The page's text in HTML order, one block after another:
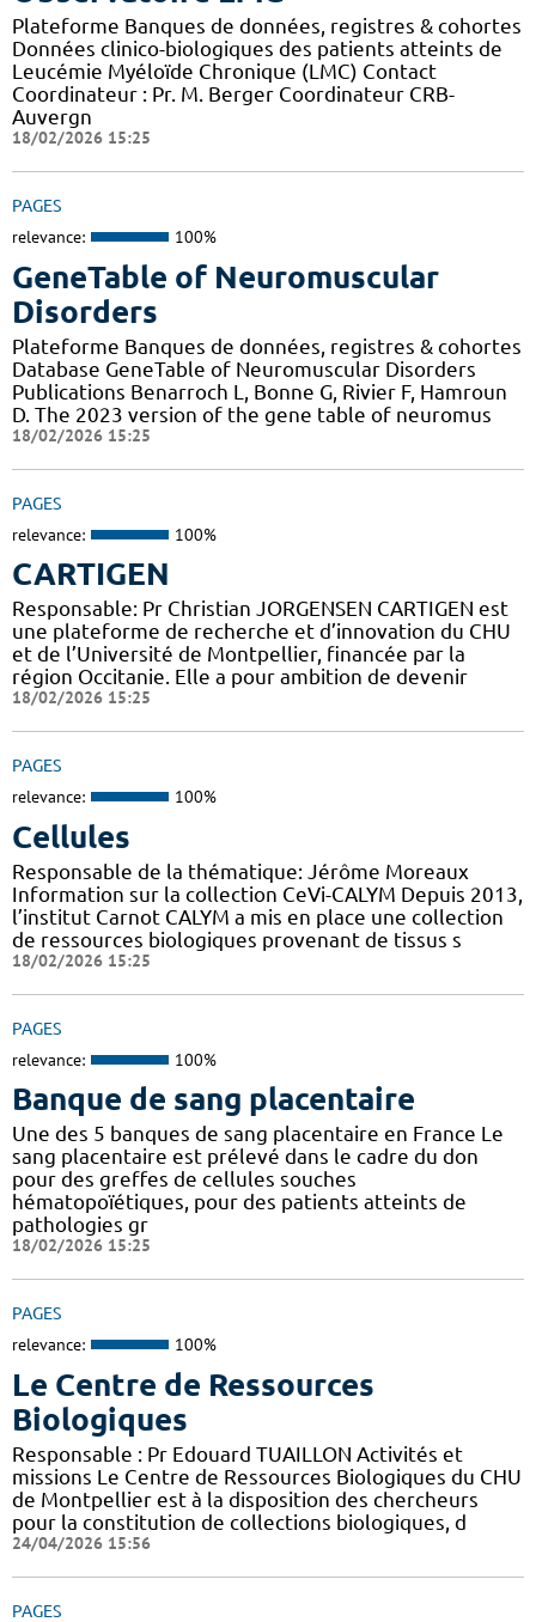
Plateforme Banques de données, registres & cohortes
Données clinico-biologiques des patients atteints de
Leucémie Myéloïde Chronique (LMC) Contact
Coordinateur : Pr. M. Berger Coordinateur CRB-
Auvergn
18/02/2026 15:25
PAGES
relevance: 100%
GeneTable of Neuromuscular
Disorders
Plateforme Banques de données, registres & cohortes
Database GeneTable of Neuromuscular Disorders
Publications Benarroch L, Bonne G, Rivier F, Hamroun
D. The 2023 version of the gene table of neuromus
18/02/2026 15:25
PAGES
relevance: 100%
CARTIGEN
Responsable: Pr Christian JORGENSEN CARTIGEN est
une plateforme de recherche et d’innovation du CHU
et de l’Université de Montpellier, financée par la
région Occitanie. Elle a pour ambition de devenir
18/02/2026 15:25
PAGES
relevance: 100%
Cellules
Responsable de la thématique: Jérôme Moreaux
Information sur la collection CeVi-CALYM Depuis 2013,
l’institut Carnot CALYM a mis en place une collection
de ressources biologiques provenant de tissus s
18/02/2026 15:25
PAGES
relevance: 100%
Banque de sang placentaire
Une des 5 banques de sang placentaire en France Le
sang placentaire est prélevé dans le cadre du don
pour des greffes de cellules souches
hématopoïétiques, pour des patients atteints de
pathologies gr
18/02/2026 15:25
PAGES
relevance: 100%
Le Centre de Ressources
Biologiques
Responsable : Pr Edouard TUAILLON Activités et
missions Le Centre de Ressources Biologiques du CHU
de Montpellier est à la disposition des chercheurs
pour la constitution de collections biologiques, d
24/04/2026 15:56
PAGES